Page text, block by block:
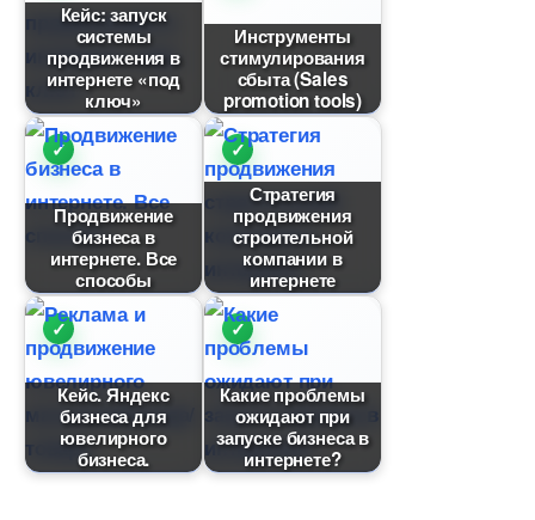
Кейс: запуск
системы
продвижения
интернете «под
ключ»
Инструменты
стимулирования
сбыта (Sales
promotion tools)
Продвижение
изнеса
интернете. Все
способы
Стратегия
продвижения
строительной
компании
интернете
Кейс. Яндекс
изнеса для
ювелирного
изнеса.
Какие проблемы
ожидают при
запуске бизнеса
интернете?